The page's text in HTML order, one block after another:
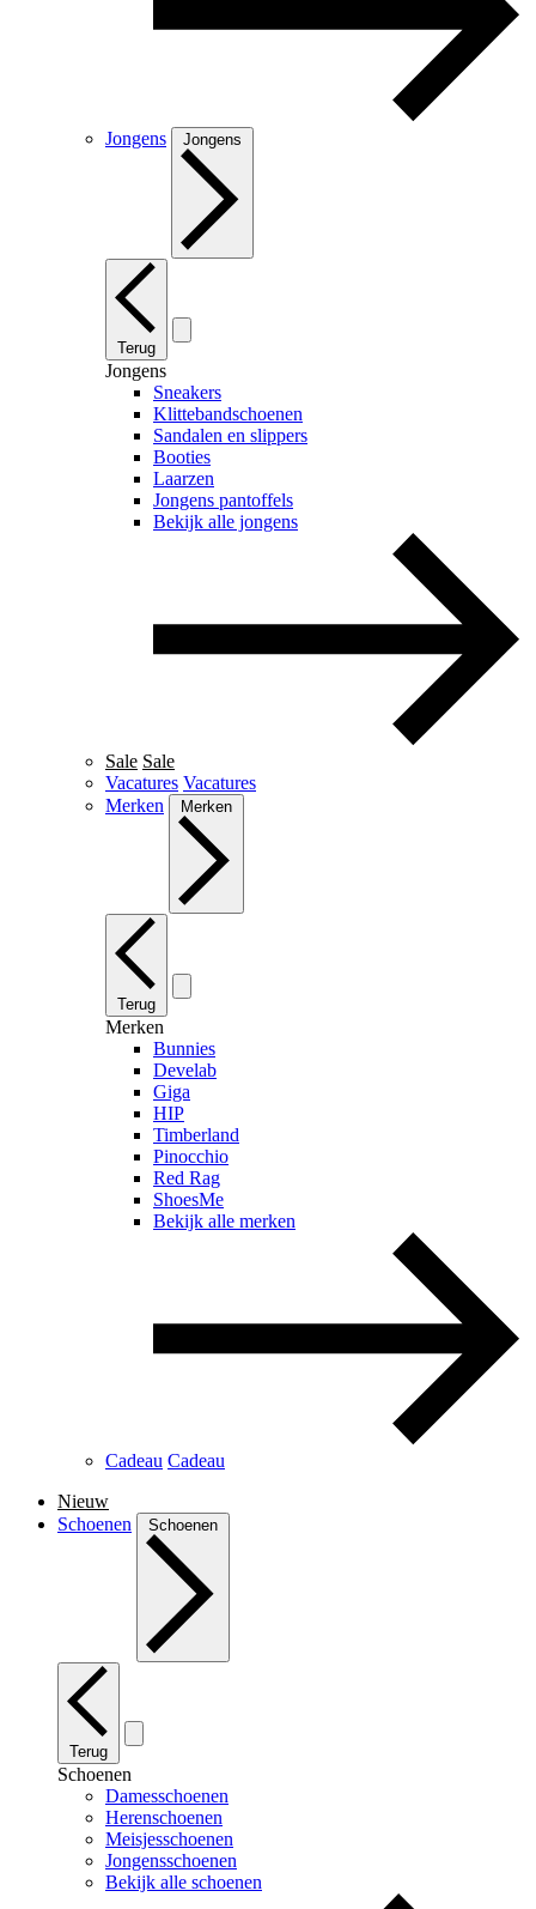
Jongens Jongens
Terug
Jongens
Sneakers
Klittebandschoenen
Sandalen en slippers
Booties
Laarzen
Jongens pantoffels
Bekijk alle jongens
Sale Sale
Vacatures Vacatures
Merken
Merken
Terug
Merken
Bunnies
Develab
Giga
HIP
Timberland
Pinocchio
Red Rag
ShoesMe
Bekijk alle merken
Cadeau Cadeau
Nieuw
Schoenen
Schoenen
Terug
Schoenen
Damesschoenen
Herenschoenen
Meisjesschoenen
Jongensschoenen
Bekijk alle schoenen